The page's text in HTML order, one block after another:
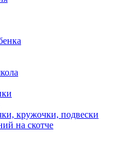
кружочки, подвески
на скотче